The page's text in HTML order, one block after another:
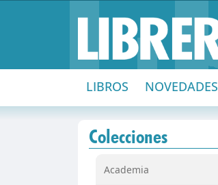
LIBROS NOVEDADES
Colecciones
Academia